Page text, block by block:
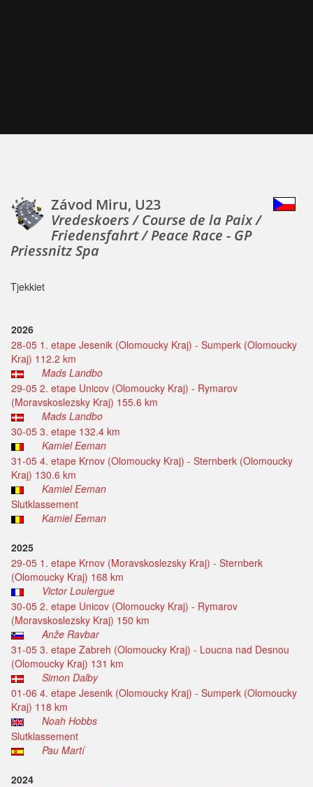
Závod Miru, U23
Vredeskoers / Course de la Paix /
Friedensfahrt / Peace Race - GP
Priessnitz Spa
Tjekkiet
2026
28-05 1. etape Jesenik (Olomoucky Kraj) - Sumperk (Olomoucky
Kraj) 112.2 km
Mads Landbo
29-05 2. etape Unicov (Olomoucky Kraj) - Rymarov
(Moravskoslezsky Kraj) 155.6 km
Mads Landbo
30-05 3. etape 132.4 km
Kamiel Eeman
31-05 4. etape Krnov (Olomoucky Kraj) - Sternberk (Olomoucky
Kraj) 130.6 km
Kamiel Eeman
Slutklassement
Kamiel Eeman
2025
29-05 1. etape Krnov (Moravskoslezsky Kraj) - Sternberk
(Olomoucky Kraj) 168 km
Victor Loulergue
30-05 2. etape Unicov (Olomoucky Kraj) - Rymarov
(Moravskoslezsky Kraj) 150 km
Anže Ravbar
31-05 3. etape Zabreh (Olomoucky Kraj) - Loucna nad Desnou
(Olomoucky Kraj) 131 km
Simon Dalby
01-06 4. etape Jesenik (Olomoucky Kraj) - Sumperk (Olomoucky
Kraj) 118 km
Noah Hobbs
Slutklassement
Pau Martí
2024